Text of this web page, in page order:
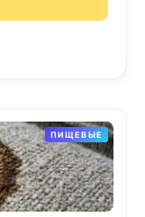
ПИЩЕВЫЕ